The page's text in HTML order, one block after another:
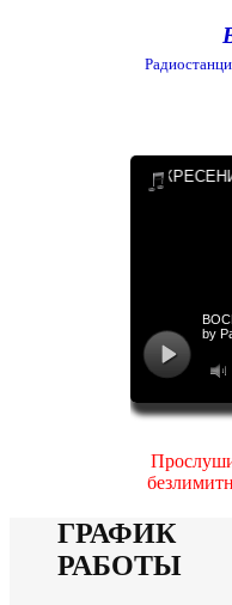
ГРАФИК
РАБОТЫ